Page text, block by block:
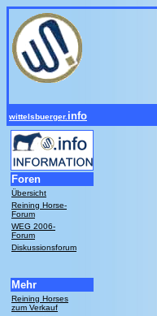
wittelsbuerger. info
Foren
Übersicht
Reining Horse-
Forum
WEG 2006-
Forum
Diskussionsforum
Mehr
Reining Horses
zum Verkauf